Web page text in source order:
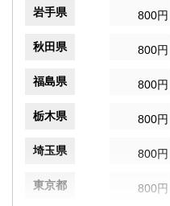
岩手県 800円
秋田県 800円
福島県 800円
栃木県 800円
埼玉県 800円
東京都 800円